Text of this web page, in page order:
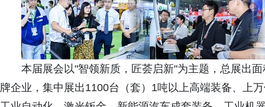
本届展会以"智领新质，匠荟启新"为主题，总展出
牌企业，集中展出1100台（套）1吨以上高端装备、上